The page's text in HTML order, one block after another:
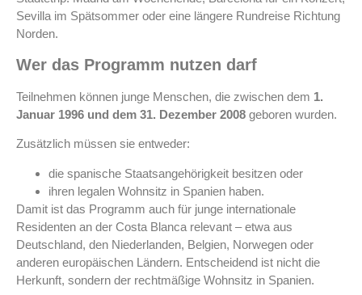
Sevilla im Spätsommer oder eine längere Rundreise Richtung
Norden.
Wer das Programm nutzen darf
Teilnehmen können junge Menschen, die zwischen dem 1.
Januar 1996 und dem 31. Dezember 2008 geboren wurden.
Zusätzlich müssen sie entweder:
die spanische Staatsangehörigkeit besitzen oder
ihren legalen Wohnsitz in Spanien haben.
Damit ist das Programm auch für junge internationale
Residenten an der Costa Blanca relevant – etwa aus
Deutschland, den Niederlanden, Belgien, Norwegen oder
anderen europäischen Ländern. Entscheidend ist nicht die
Herkunft, sondern der rechtmäßige Wohnsitz in Spanien.